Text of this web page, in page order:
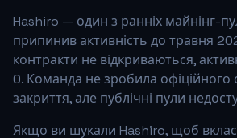
Hashiro — один з ранніх майнінг-
припинив активність до травня
контракти не відкриваються,
0. Команда не зробила
закриття, але публічні пули
Якщо ви шукали Hashiro, щоб